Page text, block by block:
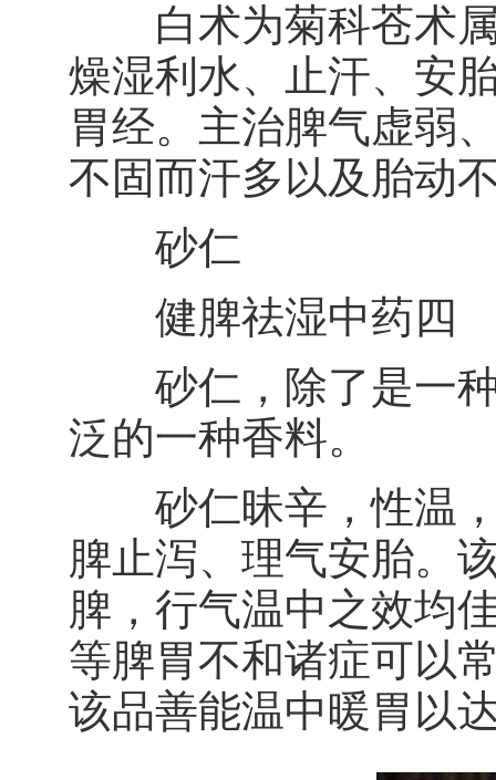
白术为菊科苍术属
燥湿利水、止汗、安
胃经。主治脾气虚弱
不固而汗多以及胎动
砂仁
健脾祛湿中药四
砂仁，除了是一种
泛的一种香料。
砂仁昧辛，性温，
脾止泻、理气安胎。
脾，行气温中之效均
等脾胃不和诸症可以
该品善能温中暖胃以